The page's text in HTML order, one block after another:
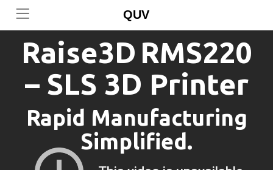
QUV
Raise3D RMS220
– SLS 3D Printer
Rapid Manufacturing
Simplified.